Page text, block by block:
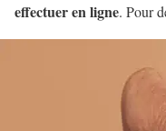
effectuer en ligne. Pour